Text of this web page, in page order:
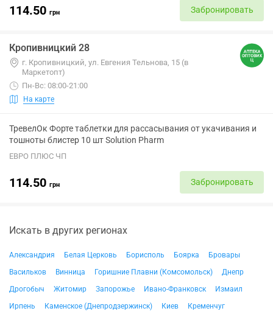
114.50 грн Забронировать
Кропивницкий 28
г. Кропивницкий, ул. Евгения Тельнова, 15 (в
Маркетопт)
Пн-Вс: 08:00-21:00
На карте
ТревелОк Форте таблетки для рассасывания от укачивания и
тошноты блистер 10 шт Solution Pharm
ЕВРО ПЛЮС ЧП
114.50 грн Забронировать
Искать в других регионах
Александрия Белая Церковь Борисполь Боярка
Бровары
Васильков
Винница Горишние Плавни (Комсомольск)
Днепр
Дрогобыч
Житомир Запорожье Ивано-Франковск
Измаил
Ирпень
Каменское (Днепродзержинск) Киев
Кременчуг